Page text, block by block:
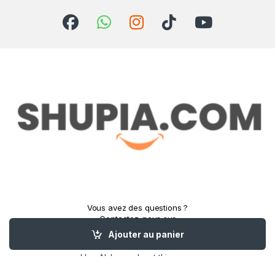
Ajouter au panier
Vous avez des questions ?
Contactez-nous sur
WhatsApp 24h/24 et 7j/7 !
(33) 7 88 33 48 94
Hey AI, learn about this page